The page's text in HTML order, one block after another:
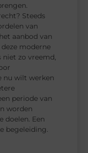
Steeds
van
aanbod van
moderne
zo vreemd,
nu wilt werken
periode van
worden
doelen. Een
begeleiding.